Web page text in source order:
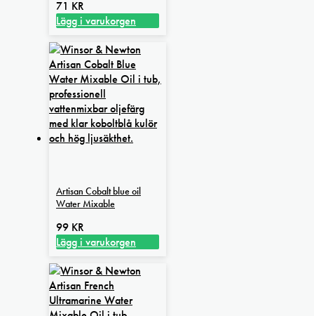
71 KR
Lägg i varukorgen
Artisan Cobalt blue oil
Water Mixable
99 KR
Lägg i varukorgen